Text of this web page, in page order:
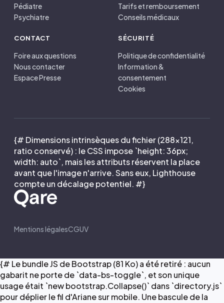
Pédiatre
Psychiatre
Tarifs et remboursement
Conseils médicaux
CONTACT
Foire aux questions
Nous contacter
Espace Presse
SÉCURITÉ
Politique de confidentialité
Information &
consentement
Cookies
{# Dimensions intrinsèques du fichier (288×121,
ratio conservé) : le CSS impose `height: 36px;
width: auto`, mais les attributs réservent la place
avant que l'image n'arrive. Sans eux, Lighthouse
compte un décalage potentiel. #}
Mentions légalesCGUV
{# Le bundle JS de Bootstrap (81 Ko) a été retiré : aucun
gabarit ne porte de `data-bs-toggle`, et son unique
usage était `new bootstrap.Collapse()` dans `directory.js`
pour déplier le fil d'Ariane sur mobile. Une bascule de la